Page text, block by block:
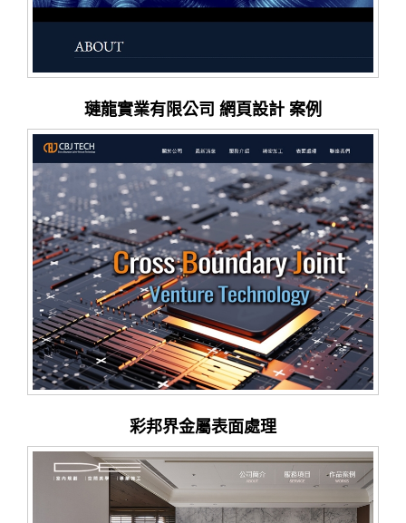
璉龍實業有限公司 網頁設計 案例
彩邦界金屬表面處理